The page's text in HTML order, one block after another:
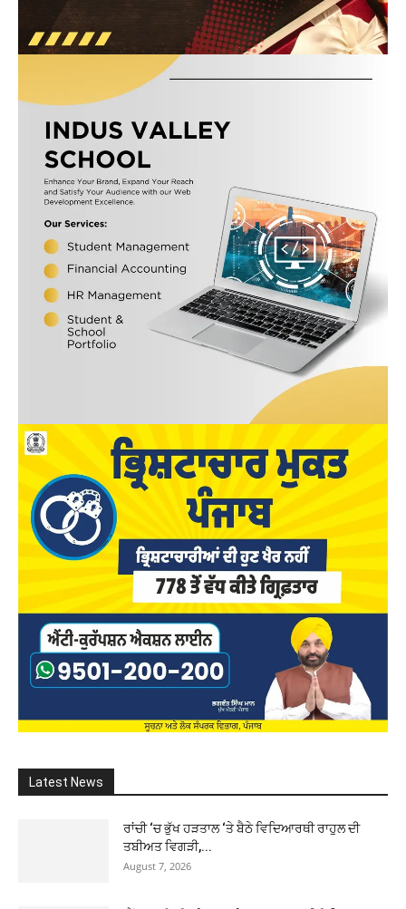
Latest News
ਰਾਂਚੀ ‘ਚ ਭੁੱਖ ਹੜਤਾਲ ‘ਤੇ ਬੈਠੇ ਵਿਦਿਆਰਥੀ ਰਾਹੁਲ ਦੀ
ਤਬੀਅਤ ਵਿਗੜੀ,...
August 7, 2026